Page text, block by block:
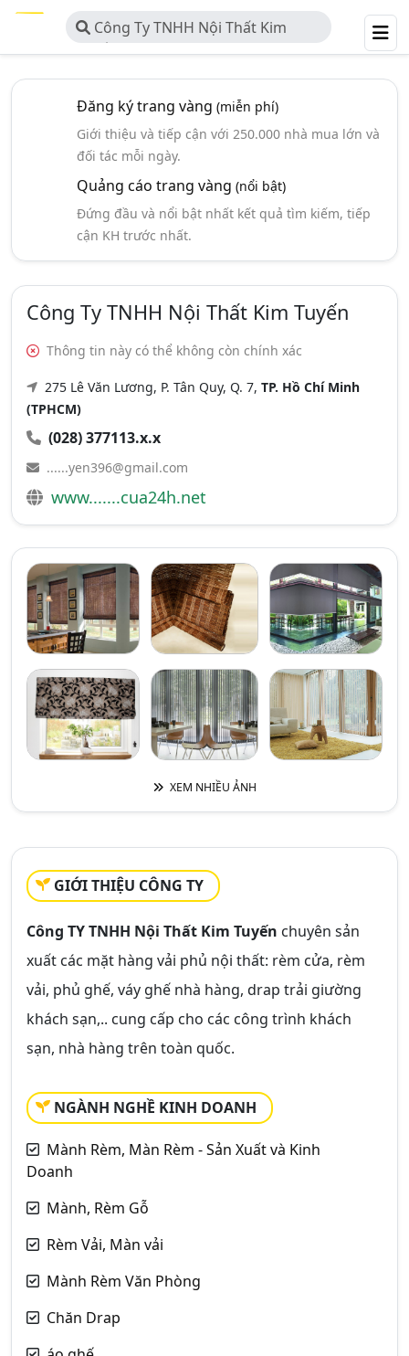
Công Ty TNHH Nội Thất Kim
Tuyến
Đăng ký trang vàng (miễn phí)
Giới thiệu và tiếp cận với 250.000 nhà mua lớn và
đối tác mỗi ngày.
Quảng cáo trang vàng (nổi bật)
Đứng đầu và nổi bật nhất kết quả tìm kiếm, tiếp
cận KH trước nhất.
Công Ty TNHH Nội Thất Kim Tuyến
Thông tin này có thể không còn chính xác
275 Lê Văn Lương, P. Tân Quy, Q. 7, TP. Hồ Chí Minh
(TPHCM)
(028) 377113.x.x
......yen396@gmail.com
www.......cua24h.net
XEM NHIỀU ẢNH
GIỚI THIỆU CÔNG TY
Công TY TNHH Nội Thất Kim Tuyến chuyên sản
xuất các mặt hàng vải phủ nội thất: rèm cửa, rèm
vải, phủ ghế, váy ghế nhà hàng, drap trải giường
khách sạn,.. cung cấp cho các công trình khách
sạn, nhà hàng trên toàn quốc.
NGÀNH NGHỀ KINH DOANH
Mành Rèm, Màn Rèm - Sản Xuất và Kinh
Doanh
Mành, Rèm Gỗ
Rèm Vải, Màn vải
Mành Rèm Văn Phòng
Chăn Drap